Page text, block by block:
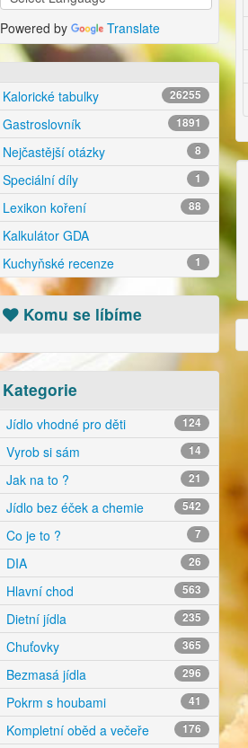
Powered by Translate
Kalorické tabulky 26255
Gastroslovník 1891
Nejčastější otázky 8
Speciální díly 1
Lexikon koření 88
Kalkulátor GDA
Kuchyňské recenze
1
Komu se líbíme
Kategorie
Jídlo vhodné pro děti 124
Vyrob si sám 14
Jak na to ? 21
Jídlo bez éček a chemie 542
Co je to ? 7
DIA 26
Hlavní chod 563
Dietní jídla 235
Chuťovky 365
Bezmasá jídla 296
Pokrm s houbami 41
Kompletní oběd a večeře 176